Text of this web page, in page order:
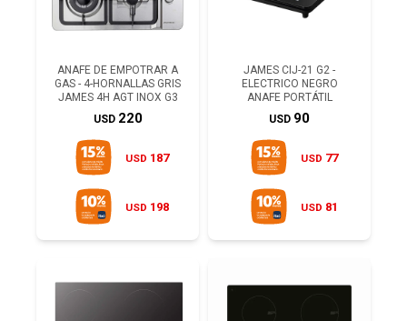
ANAFE DE EMPOTRAR A
GAS - 4-HORNALLAS GRIS
JAMES 4H AGT INOX G3
USD 220
USD 187
USD 198
JAMES CIJ-21 G2 -
ELECTRICO NEGRO
ANAFE PORTÁTIL
USD 90
USD 77
USD 81